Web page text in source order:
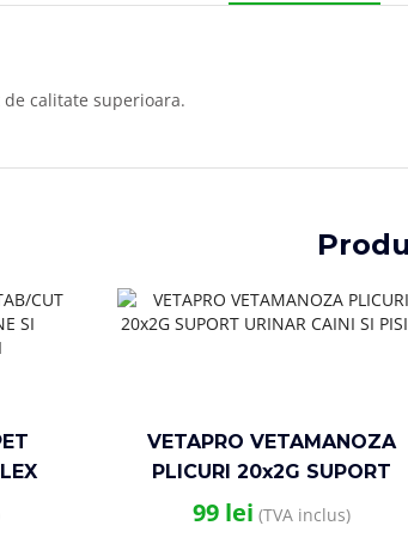
calitate superioara.
VETAPRO VETAMANOZA
PLICURI 20x2G SUPORT
URINAR CAINI SI PISICI
99 lei (TVA inclus)